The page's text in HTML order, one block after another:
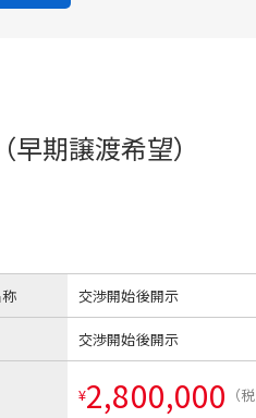
期譲渡希望）
交渉開始後開示
交渉開始後開示
¥2,800,000 （